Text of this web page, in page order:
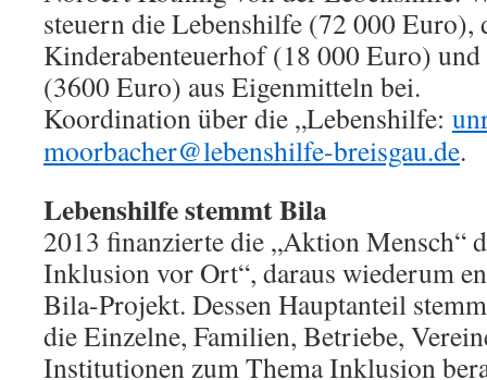
steuern die Lebenshilfe (72 000 Euro),
Kinderabenteuerhof (18 000 Euro)
(3600 Euro) aus Eigenmitteln bei.
Koordination über die „Lebenshilfe:
moorbacher@lebenshilfe-breisgau.de.
Lebenshilfe stemmt Bila
2013 finanzierte die „Aktion Mensch“
Inklusion vor Ort“, daraus wiederum
Bila-Projekt. Dessen Hauptanteil
die Einzelne, Familien, Betriebe,
Institutionen zum Thema Inklusion